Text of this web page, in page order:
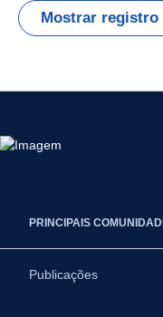
Mostrar registro
PRINCIPAIS
Publicações